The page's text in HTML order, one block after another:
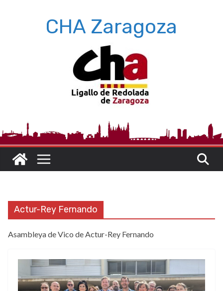
CHA Zaragoza
Actur-Rey Fernando
Asambleya de Vico de Actur-Rey Fernando